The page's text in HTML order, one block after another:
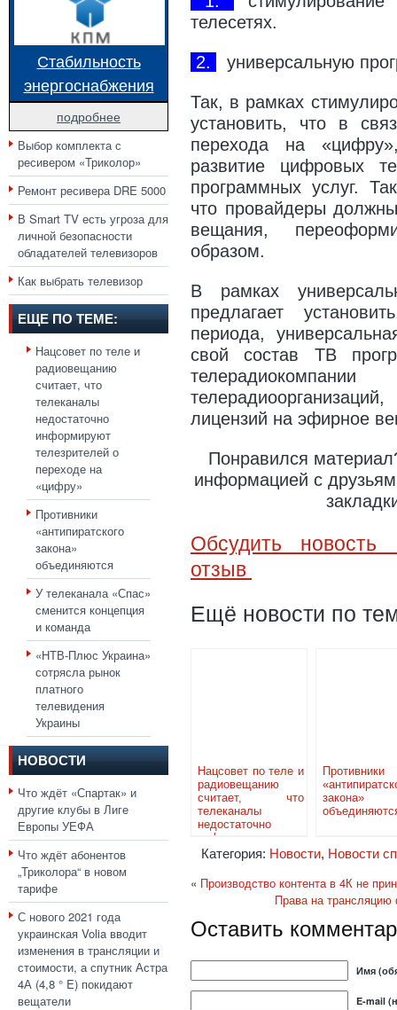
Стабильность
энергоснабжения
подробнее
Выбор комплекта с
ресивером «Триколор»
Ремонт ресивера DRE 5000
В Smart TV есть угроза для
личной безопасности
обладателей телевизоров
Как выбрать телевизор
ЕЩЕ ПО ТЕМЕ:
Нацсовет по теле и
радиовещанию
считает, что
телеканалы
недостаточно
информируют
телезрителей о
переходе на
«цифру»
Противники
«антипиратского
закона»
объединяются
У телеканала «Спас»
сменится концепция
и команда
«НТВ-Плюс Украина»
сотрясла рынок
платного
телевидения
Украины
НОВОСТИ
Что ждёт «Спартак» и
другие клубы в Лиге
Европы УЕФА
Что ждёт абонентов
„Триколора“ в новом
тарифе
С нового 2021 года
украинская Volia вводит
изменения в трансляции и
стоимости, а спутник Астра
4А (4,8 ° E) покидают
вещатели
телесетях.
2. универсальную
Так, в рамках
установить, что в
перехода на
развитие цифровых
программных услуг.
что провайдеры
вещания,
образом.
В рамках
предлагает
периода,
свой состав ТВ
лицензий на эфирное
Понравился
информацией с
Обсудить новость
отзыв
Ещё новости по
Нацсовет по теле и
радиовещанию
считает, что
телеканалы
недостаточно
информируют
телезрителей о
переходе на
«цифру»
Противники
закона»
Категория: Новости, Новости
« Производство контента в 4К не
Права на
Оставить
Имя
E-mail